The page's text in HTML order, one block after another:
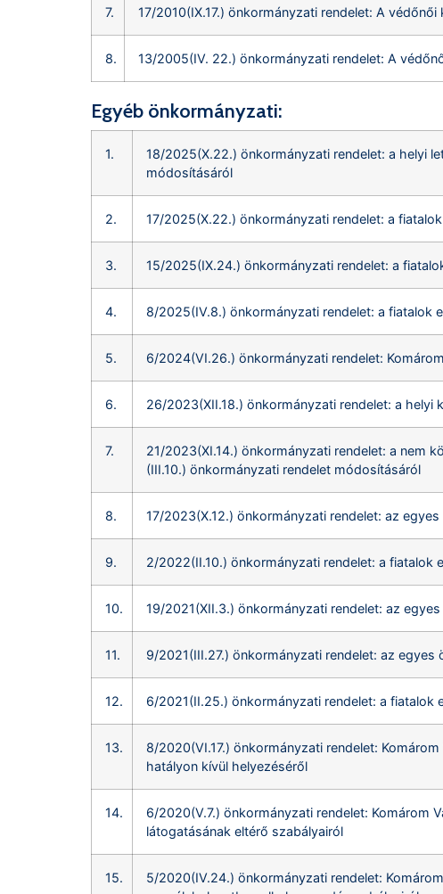
7. 17/2010(IX.17.) önkormányzati rendelet: A
8. 13/2005(IV. 22.) önkormányzati rendelet: A
Egyéb önkormányzati:
1.
18/2025(X.22.) önkormányzati rendelet: a helyi
módosításáról
2. 17/2025(X.22.) önkormányzati rendelet: a
3. 15/2025(IX.24.) önkormányzati rendelet: a
4. 8/2025(IV.8.) önkormányzati rendelet: a fiatalok
5. 6/2024(VI.26.) önkormányzati rendelet:
6. 26/2023(XII.18.) önkormányzati rendelet: a
7.
21/2023(XI.14.) önkormányzati rendelet: a nem
(III.10.) önkormányzati rendelet módosításáról
8. 17/2023(X.12.) önkormányzati rendelet: az
9. 2/2022(II.10.) önkormányzati rendelet: a
10. 19/2021(XII.3.) önkormányzati rendelet: az
11. 9/2021(III.27.) önkormányzati rendelet: az
12. 6/2021(II.25.) önkormányzati rendelet: a
13.
8/2020(VI.17.) önkormányzati rendelet:
hatályon kívül helyezéséről
14.
6/2020(V.7.) önkormányzati rendelet: Komárom
látogatásának eltérő szabályairól
15.
5/2020(IV.24.) önkormányzati rendelet: